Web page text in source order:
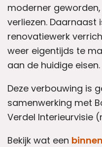
moderner
verliezen. Daarnaast
renovatiewerk
weer eigentijds te
aan de huidige eisen.
Deze verbouwing is
samenwerking met
Verdel Interieurvisie
Bekijk wat een